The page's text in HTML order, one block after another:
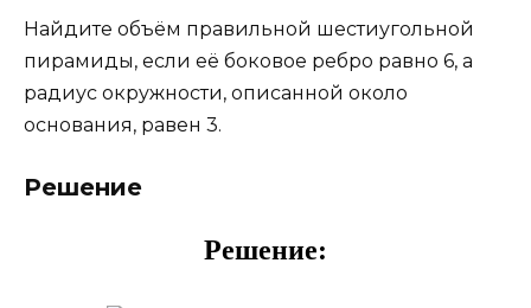
Найдите объём правильной шестиугольной
пирамиды, если её боковое ребро равно 6, а
радиус окружности, описанной около
основания, равен 3.
Решение
Решение: